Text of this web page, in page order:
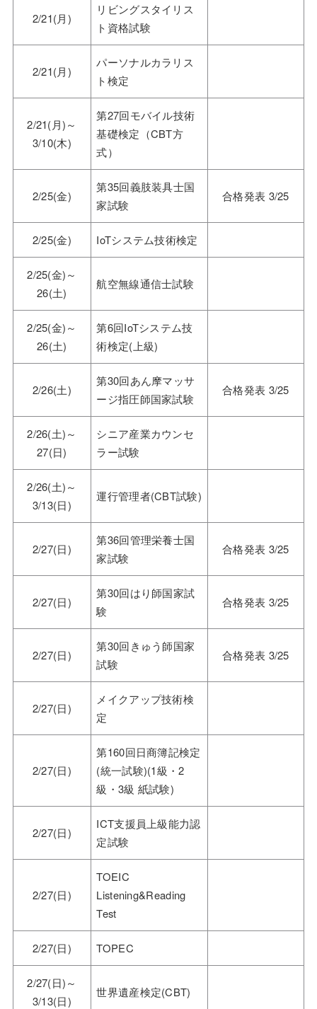
2/21(月)
リビングスタイリス
ト資格試験
2/21(月)
パーソナルカラリス
ト検定
2/21(月)～
3/10(木)
第27回モバイル技術
基礎検定（CBT方
式）
2/25(金)
第35回義肢装具士国
家試験
合格発表 3/25
2/25(金) IoTシステム技術検定
2/25(金)～
26(土)
航空無線通信士試験
2/25(金)～
26(土)
第6回IoTシステム技
術検定(上級)
2/26(土)
第30回あん摩マッサ
ージ指圧師国家試験
合格発表 3/25
2/26(土)～
27(日)
シニア産業カウンセ
ラー試験
2/26(土)～
3/13(日)
運行管理者(CBT試験)
2/27(日)
第36回管理栄養士国
家試験
合格発表 3/25
2/27(日)
第30回はり師国家試
験
合格発表 3/25
2/27(日)
第30回きゅう師国家
試験
合格発表 3/25
2/27(日)
メイクアップ技術検
定
2/27(日)
第160回日商簿記検定
(統一試験)(1級・2
級・3級 紙試験)
2/27(日)
ICT支援員上級能力認
定試験
2/27(日)
TOEIC
Listening&Reading
Test
2/27(日) TOPEC
2/27(日)～
3/13(日)
世界遺産検定(CBT)